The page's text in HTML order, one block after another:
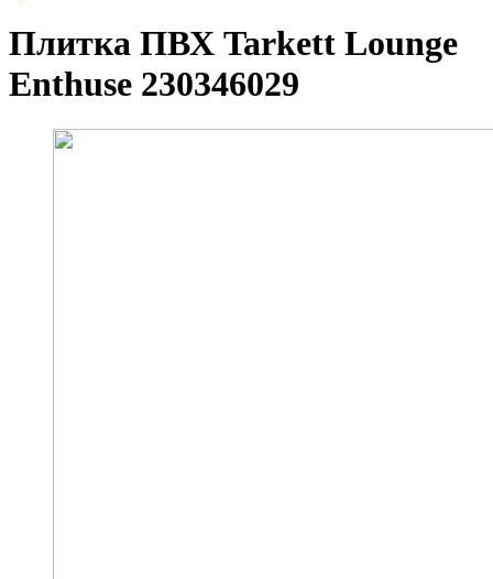
Плитка ПВХ Tarkett Lounge
Enthuse 230346029